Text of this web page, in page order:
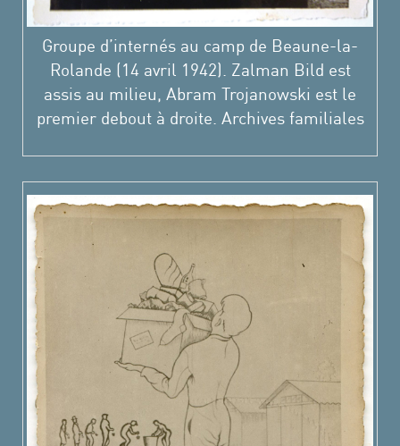
Groupe d’internés au camp de Beaune-la-
Rolande (14 avril 1942). Zalman Bild est
assis au milieu, Abram Trojanowski est le
premier debout à droite. Archives familiales